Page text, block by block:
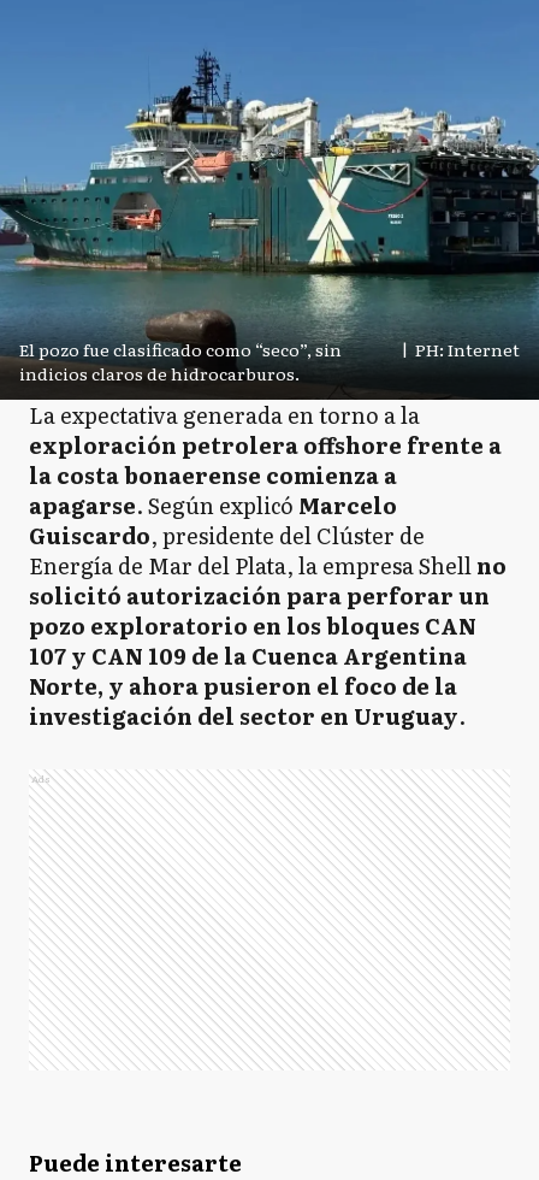
El pozo fue clasificado como “seco”, sin
indicios claros de hidrocarburos.
| PH: Internet
La expectativa generada en torno a la
exploración petrolera offshore frente a
la costa bonaerense comienza a
apagarse. Según explicó Marcelo
Guiscardo, presidente del Clúster de
Energía de Mar del Plata, la empresa Shellno
solicitó autorización para perforar un
pozo exploratorio en los bloques CAN
107 y CAN 109 de la Cuenca Argentina
Norte, y ahora pusieron el foco de la
investigación del sector en Uruguay.
Ads
Puede interesarte